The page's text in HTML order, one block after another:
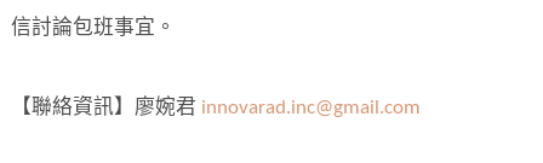
信討論包班事宜。
【聯絡資訊】廖婉君 innovarad.inc@gmail.com